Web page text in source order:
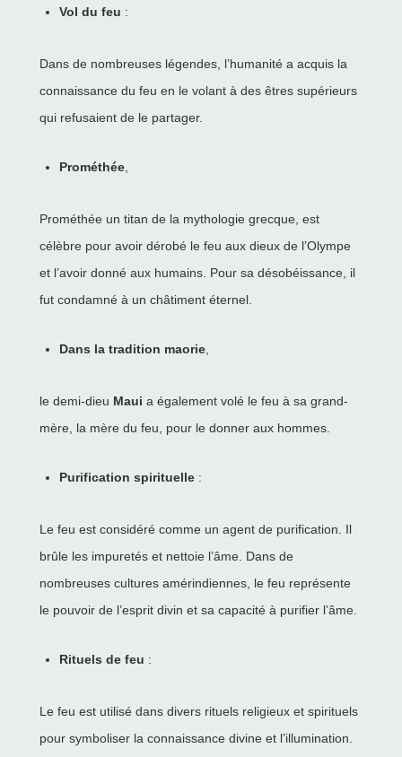
Vol du feu :
Dans de nombreuses légendes, l’humanité a acquis la
connaissance du feu en le volant à des êtres supérieurs
qui refusaient de le partager.
Prométhée,
Prométhée un titan de la mythologie grecque, est
célèbre pour avoir dérobé le feu aux dieux de l’Olympe
et l’avoir donné aux humains. Pour sa désobéissance, il
fut condamné à un châtiment éternel.
Dans la tradition maorie,
le demi-dieu Maui a également volé le feu à sa grand-
mère, la mère du feu, pour le donner aux hommes.
Purification spirituelle:
Le feu est considéré comme un agent de purification. Il
brûle les impuretés et nettoie l’âme. Dans de
nombreuses cultures amérindiennes, le feu représente
le pouvoir de l’esprit divin et sa capacité à purifier l’âme.
Rituels de feu :
Le feu est utilisé dans divers rituels religieux et spirituels
pour symboliser la connaissance divine et l’illumination.